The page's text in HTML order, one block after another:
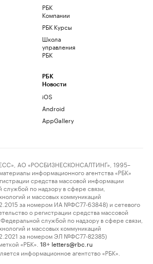
РБК
Компании
РБК Курсы
Школа
управления
РБК
РБК
Новости
iOS
Android
AppGallery
АО «РОСБИЗНЕСКОНСАЛТИНГ», 1995–
информационного агентства «РБК»
средства массовой информации
по надзору в сфере связи,
и массовых коммуникаций
за номером ИА №ФС77-63848) и сетевого
о регистрации средства массовой
службой по надзору в сфере связи,
и массовых коммуникаций
за номером ЭЛ №ФС77-82385)
«РБК».
18+ letters@rbc.ru
информационное агентство «РБК».